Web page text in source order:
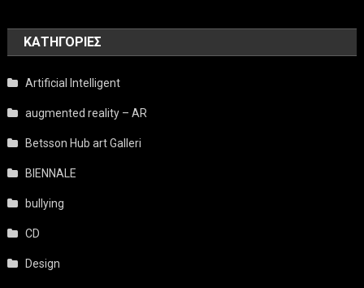
KΑΤΗΓΟΡΊΕΣ
Artificial Intelligent
augmented reality – AR
Betsson Hub art Galleri
BIENNALE
bullying
CD
Design